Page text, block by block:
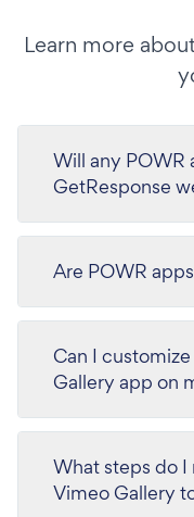
Learn more
Will any POWR
GetResponse
Are POWR
Can I
Gallery app on
What steps do
Vimeo Gallery